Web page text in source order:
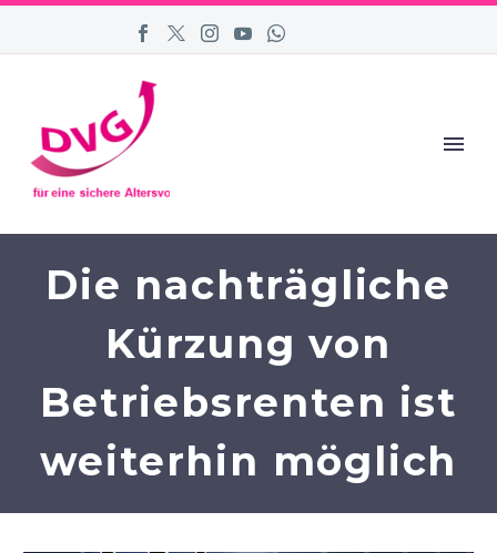
Die nachträgliche
Kürzung von
Betriebsrenten ist
weiterhin möglich